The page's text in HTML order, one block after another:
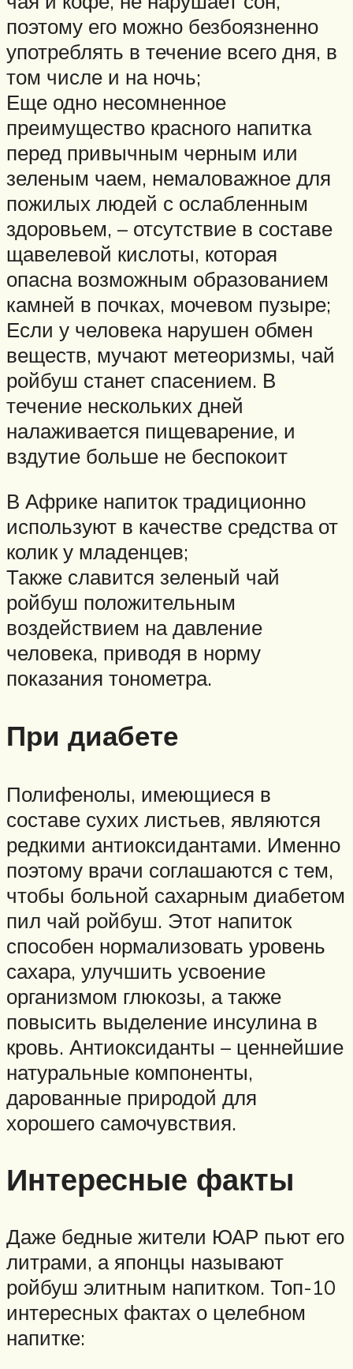
поэтому его можно безбоязненно
употреблять в течение всего дня, в
том числе и на ночь;
Еще одно несомненное
преимущество красного напитка
перед привычным черным или
зеленым чаем, немаловажное для
пожилых людей с ослабленным
здоровьем, – отсутствие в составе
щавелевой кислоты, которая
опасна возможным образованием
камней в почках, мочевом пузыре;
Если у человека нарушен обмен
веществ, мучают метеоризмы, чай
ройбуш станет спасением. В
течение нескольких дней
налаживается пищеварение, и
вздутие больше не беспокоит
В Африке напиток традиционно
используют в качестве средства от
колик у младенцев;
Также славится зеленый чай
ройбуш положительным
воздействием на давление
человека, приводя в норму
показания тонометра.
При диабете
Полифенолы, имеющиеся в
составе сухих листьев, являются
редкими антиоксидантами. Именно
поэтому врачи соглашаются с тем,
чтобы больной сахарным диабетом
пил чай ройбуш. Этот напиток
способен нормализовать уровень
сахара, улучшить усвоение
организмом глюкозы, а также
повысить выделение инсулина в
кровь. Антиоксиданты – ценнейшие
натуральные компоненты,
дарованные природой для
хорошего самочувствия.
Интересные факты
Даже бедные жители ЮАР пьют его
литрами, а японцы называют
ройбуш элитным напитком. Топ-10
интересных фактах о целебном
напитке: